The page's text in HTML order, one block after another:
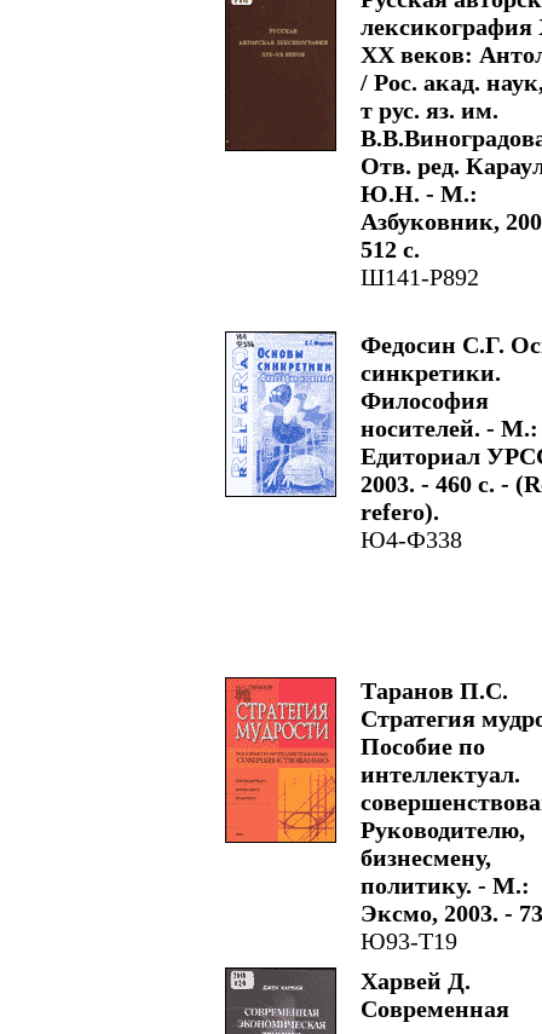
лексикография
XX веков:
/ Рос. акад.
т рус. яз. им.
Отв. ред.
Ю.Н. - М.:
Азбуковник,
512 с.
Ш141-Р892
Федосин С.Г.
синкретики.
Философия
носителей. - М.:
Едиториал
2003. - 460 с. -
refero).
Ю4-Ф338
Таранов П.С.
Стратегия
Пособие по
интеллектуал.
Руководителю,
бизнесмену,
политику. - М.:
Эксмо, 2003. -
Ю93-Т19
Харвей Д.
Современная